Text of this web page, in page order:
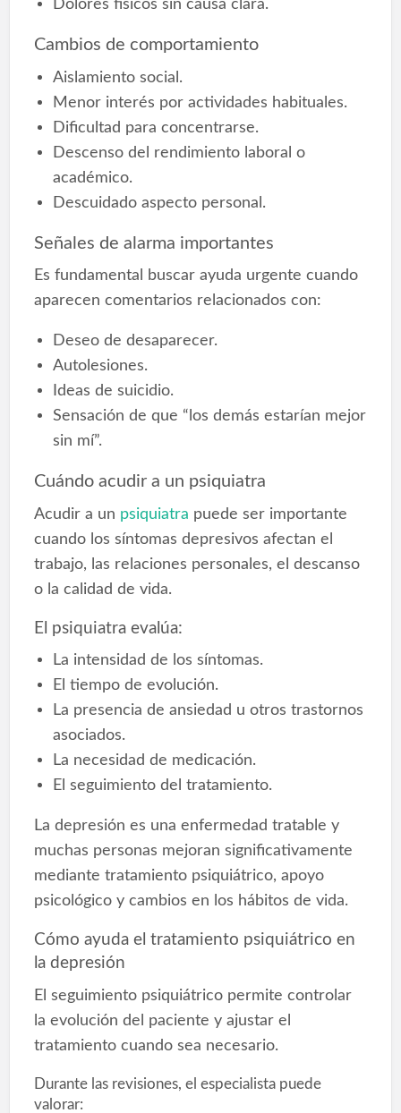
Dolores físicos sin causa clara.
Cambios de comportamiento
Aislamiento social.
Menor interés por actividades habituales.
Dificultad para concentrarse.
Descenso del rendimiento laboral o
académico.
Descuidado aspecto personal.
Señales de alarma importantes
Es fundamental buscar ayuda urgente cuando
aparecen comentarios relacionados con:
Deseo de desaparecer.
Autolesiones.
Ideas de suicidio.
Sensación de que “los demás estarían mejor
sin mí”.
Cuándo acudir a un psiquiatra
Acudir a un psiquiatra puede ser importante
cuando los síntomas depresivos afectan el
trabajo, las relaciones personales, el descanso
o la calidad de vida.
El psiquiatra evalúa:
La intensidad de los síntomas.
El tiempo de evolución.
La presencia de ansiedad u otros trastornos
asociados.
La necesidad de medicación.
El seguimiento del tratamiento.
La depresión es una enfermedad tratable y
muchas personas mejoran significativamente
mediante tratamiento psiquiátrico, apoyo
psicológico y cambios en los hábitos de vida.
Cómo ayuda el tratamiento psiquiátrico en
la depresión
El seguimiento psiquiátrico permite controlar
la evolución del paciente y ajustar el
tratamiento cuando sea necesario.
Durante las revisiones, el especialista puede
valorar: